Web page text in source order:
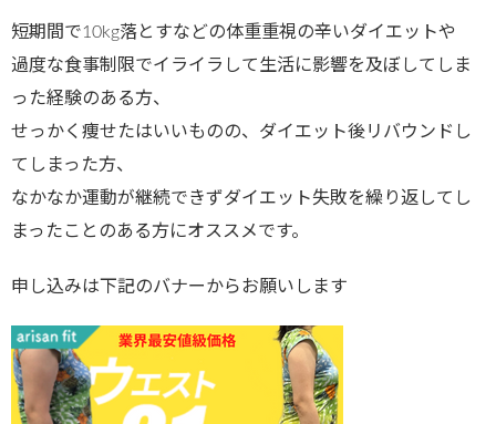
短期間で10kg落とすなどの体重重視の辛いダイエットや
過度な食事制限でイライラして生活に影響を及ぼしてしま
った経験のある方、
せっかく痩せたはいいものの、ダイエット後リバウンドし
てしまった方、
なかなか運動が継続できずダイエット失敗を繰り返してし
まったことのある方にオススメです。
申し込みは下記のバナーからお願いします